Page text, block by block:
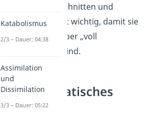
ER zurechtgeschnitten und
gefaltet. Das ist wichtig, damit sie
für deinen Körper „voll
einsatzfähig“ sind.
Sarkoplasmatisches
Retikulum
Katabolismus
2/3 – Dauer: 04:38
Assimilation
und
Dissimilation
3/3 – Dauer: 05:22